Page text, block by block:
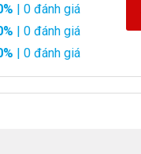
| 0 đánh giá
| 0 đánh giá
| 0 đánh giá